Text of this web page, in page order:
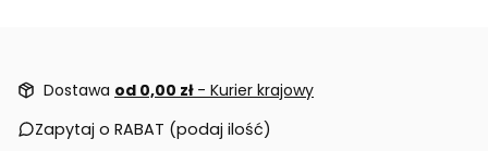
Dostawa od 0,00 zł - Kurier krajowy
Zapytaj o RABAT (podaj ilość)